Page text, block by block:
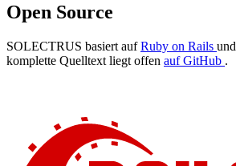
Open Source
SOLECTRUS basiert aufRuby on Rails und
komplette Quelltext liegt offen auf GitHub .